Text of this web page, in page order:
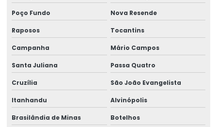
Poço Fundo Nova Resende
Raposos Tocantins
Campanha Mário Campos
Santa Juliana Passa Quatro
Cruzília São João Evangelista
Itanhandu Alvinópolis
Brasilândia de Minas Botelhos